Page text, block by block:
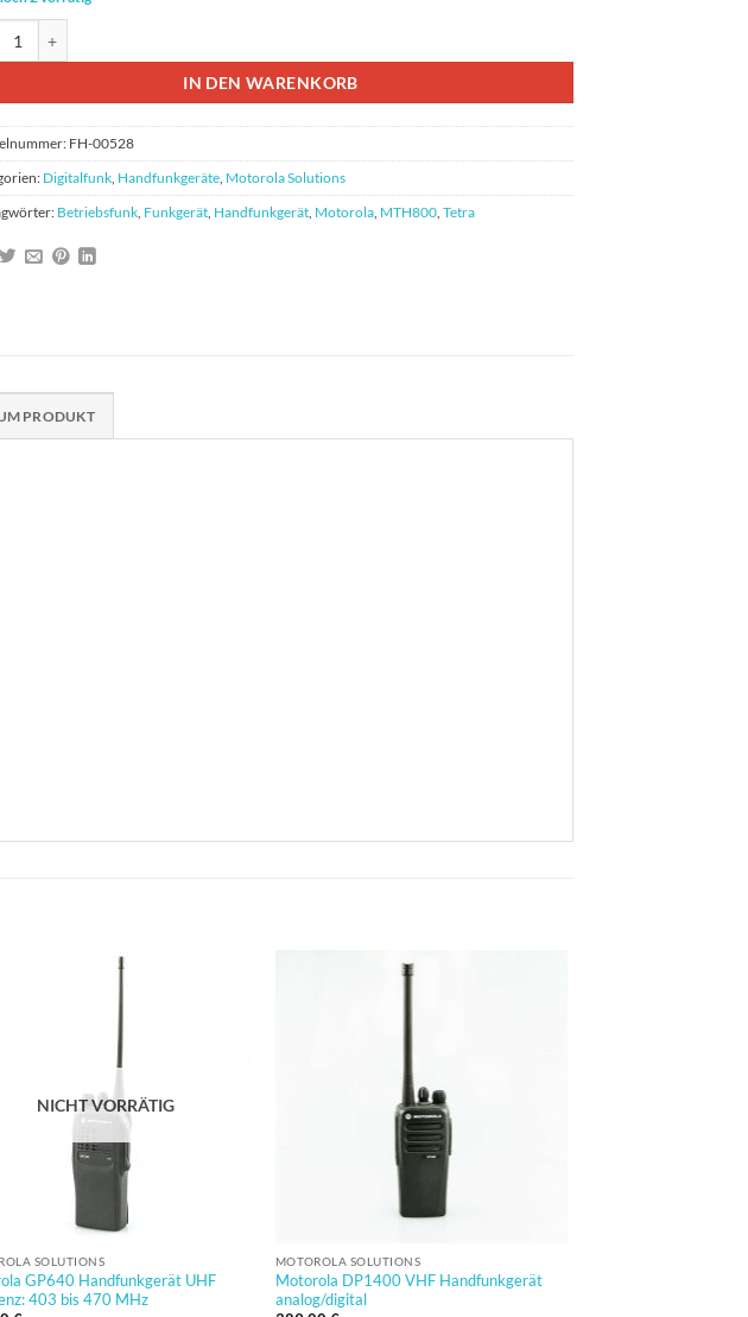
IN DEN WARENKORB
FH-00528
Digitalfunk Handfunkgeräte Motorola Solutions
Betriebsfunk Funkgerät Handfunkgerät Motorola MTH800 Tetra
PRODUKT
NICHT VORRÄTIG
SOLUTIONS
GP640 Handfunkgerät UHF
403 bis 470 MHz
MOTOROLA SOLUTIONS
Motorola DP1400 VHF Handfunkgerät
analog/digital